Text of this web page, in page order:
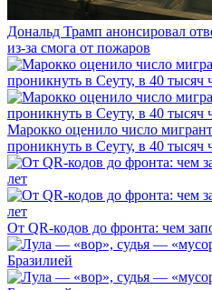
Дональд Трамп анонсировал
из-за смога от пожаров
Марокко оценило число
проникнуть в Сеуту, в 40 тысяч
От QR-кодов до фронта: чем